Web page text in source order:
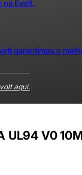
na Evolt.
garantimos o
aqui.
V0